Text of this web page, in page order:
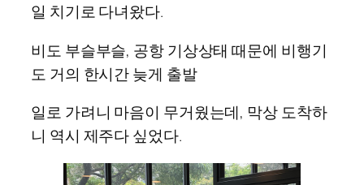
일 치기로 다녀왔다.
비도 부슬부슬, 공항 기상상태 때문에 비행기
도 거의 한시간 늦게 출발
일로 가려니 마음이 무거웠는데, 막상 도착하
니 역시 제주다 싶었다.